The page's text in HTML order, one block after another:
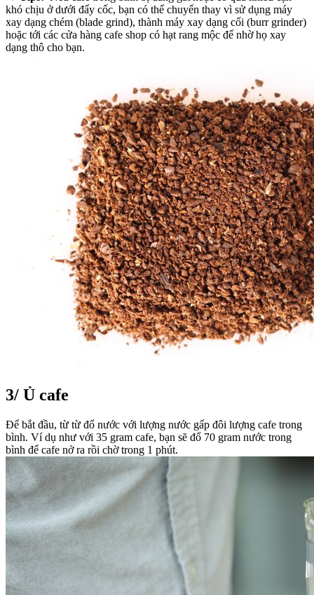
khó chịu ở dưới đấy cốc, bạn có thể chuyển thay vì sử dụng máy
xay dạng chém (blade grind), thành máy xay dạng cối (burr grinder)
hoặc tới các cửa hàng cafe shop có hạt rang mộc để nhờ họ xay
dạng thô cho bạn.
3/ Ủ cafe
Để bắt đầu, từ từ đổ nước với lượng nước gấp đôi lượng cafe trong
bình. Ví dụ như với 35 gram cafe, bạn sẽ đổ 70 gram nước trong
bình để cafe nở ra rồi chờ trong 1 phút.